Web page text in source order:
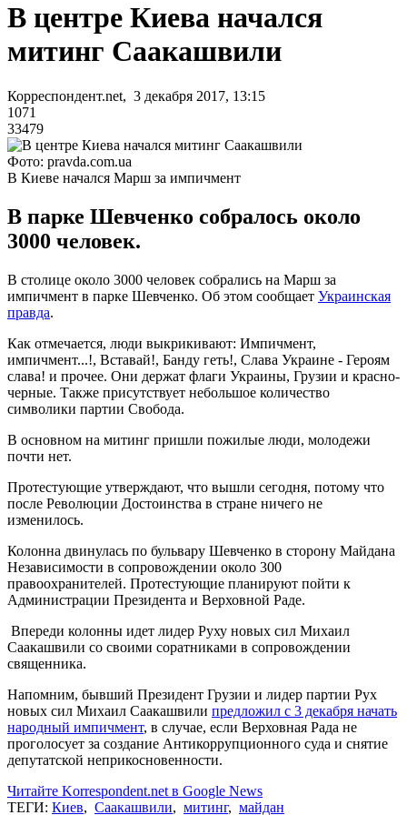
В центре Киева начался
митинг Саакашвили
Корреспондент.net, 3 декабря 2017, 13:15
1071
33479
Фото: pravda.com.ua
В Киеве начался Марш за импичмент
В парке Шевченко собралось около
3000 человек.
В столице около 3000 человек собрались на Марш за
импичмент в парке Шевченко. Об этом сообщает Украинская
правда.
Как отмечается, люди выкрикивают: Импичмент,
импичмент...!, Вставай!, Банду геть!, Слава Украине - Героям
слава! и прочее. Они держат флаги Украины, Грузии и красно-
черные. Также присутствует небольшое количество
символики партии Свобода.
В основном на митинг пришли пожилые люди, молодежи
почти нет.
Протестующие утверждают, что вышли сегодня, потому что
после Революции Достоинства в стране ничего не
изменилось.
Колонна двинулась по бульвару Шевченко в сторону Майдана
Независимости в сопровождении около 300
правоохранителей. Протестующие планируют пойти к
Администрации Президента и Верховной Раде.
Впереди колонны идет лидер Руху новых сил Михаил
Саакашвили со своими соратниками в сопровождении
священника.
Напомним, бывший Президент Грузии и лидер партии Рух
новых сил Михаил Саакашвили предложил с 3 декабря начать
народный импичмент, в случае, если Верховная Рада не
проголосует за создание Антикоррупционного суда и снятие
депутатской неприкосновенности.
Читайте Korrespondent.net в Google News
ТЕГИ: Киев, Саакашвили, митинг, майдан